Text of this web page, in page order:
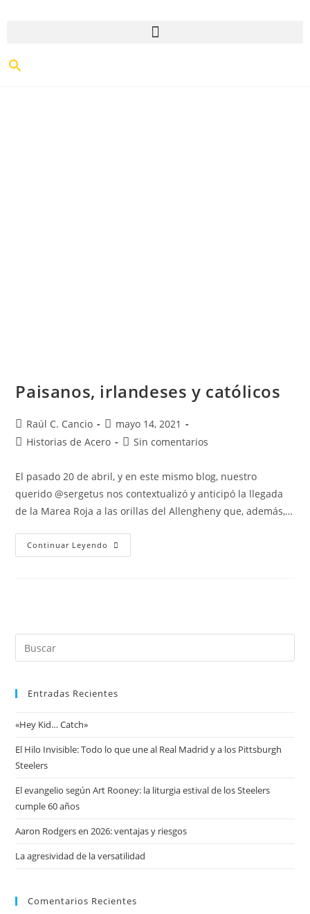
Paisanos, irlandeses y católicos
Raúl C. Cancio
mayo 14, 2021
Historias de Acero
Sin comentarios
El pasado 20 de abril, y en este mismo blog, nuestro
querido @sergetus nos contextualizó y anticipó la llegada
de la Marea Roja a las orillas del Allengheny que, además,…
Continuar Leyendo
Entradas Recientes
«Hey Kid… Catch»
El Hilo Invisible: Todo lo que une al Real Madrid y a los Pittsburgh
Steelers
El evangelio según Art Rooney: la liturgia estival de los Steelers
cumple 60 años
Aaron Rodgers en 2026: ventajas y riesgos
La agresividad de la versatilidad
Comentarios Recientes